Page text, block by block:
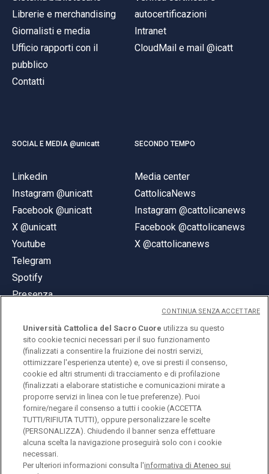
Librerie e merchandising
Giornalisti e media
Ufficio rapporti con il
pubblico
Contatti
autocertificazioni
Intranet
CloudMail e mail @icatt
SOCIAL E MEDIA @unicatt
Linkedin
Instagram @unicatt
Facebook @unicatt
X @unicatt
Youtube
Telegram
Spotify
Presenza
SECONDO TEMPO
Media center
CattolicaNews
Instagram @cattolicanews
Facebook @cattolicanews
X @cattolicanews
© Università Cattolica del Sacro Cuore
Largo A. Gemelli 1, 20123 Milano
PI 02133120150
ENGLISH
Università Cattolica del Sacro Cuore utilizza su questo
sito cookie tecnici necessari per il suo funzionamento
(finalizzati a consentire la fruizione dei nostri servizi,
ottimizzare l'esperienza utente) e, ove si presti il consenso,
cookie ed altri strumenti di tracciamento e di profilazione
(finalizzati a elaborare statistiche e comunicazioni mirate a
proporre servizi in linea con le tue preferenze). Puoi
fornire/negare il consenso a tutti i cookie (ACCETTA
TUTTI/RIFIUTA TUTTI), oppure personalizzare le scelte
(PERSONALIZZA). Chiudendo il banner senza effettuare
alcuna scelta la navigazione proseguirà solo con i cookie
necessari.
Per ulteriori informazioni consulta l'informativa di Ateneo sui
CONTINUA SENZA ACCETTARE